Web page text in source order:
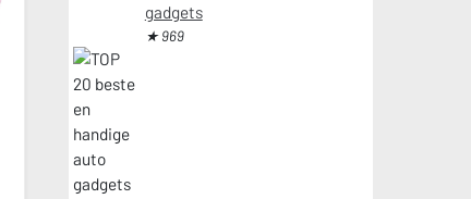
gadgets
★ 969